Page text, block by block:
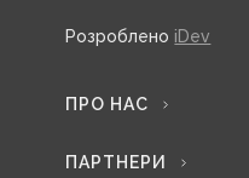
Розроблено iDev
ПРО НАС
ПАРТНЕРИ